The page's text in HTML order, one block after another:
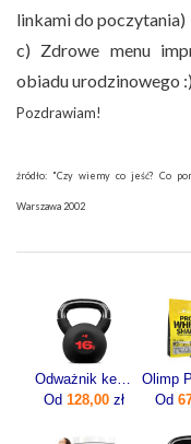
linkami do poczytania)
c) Zdrowe menu
obiadu urodzinowego
Pozdrawiam!
źródło: "Czy wiemy co jeść? Co
Warszawa 2002
Odważnik kettlebell żeliwny 16kg
Od 128,00 zł
Od